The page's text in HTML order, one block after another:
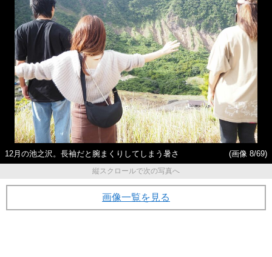
12月の池之沢。長袖だと腕まくりしてしまう暑さ
(画像 8/69)
縦スクロールで次の写真へ
画像一覧を見る